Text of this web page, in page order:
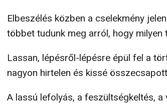
Elbeszélés közben a cselekmény
többet tudunk meg arról, hogy
Lassan, lépésről-lépésre épül fel a
nagyon hirtelen és kissé
A lassú lefolyás, a feszültségkeltés,